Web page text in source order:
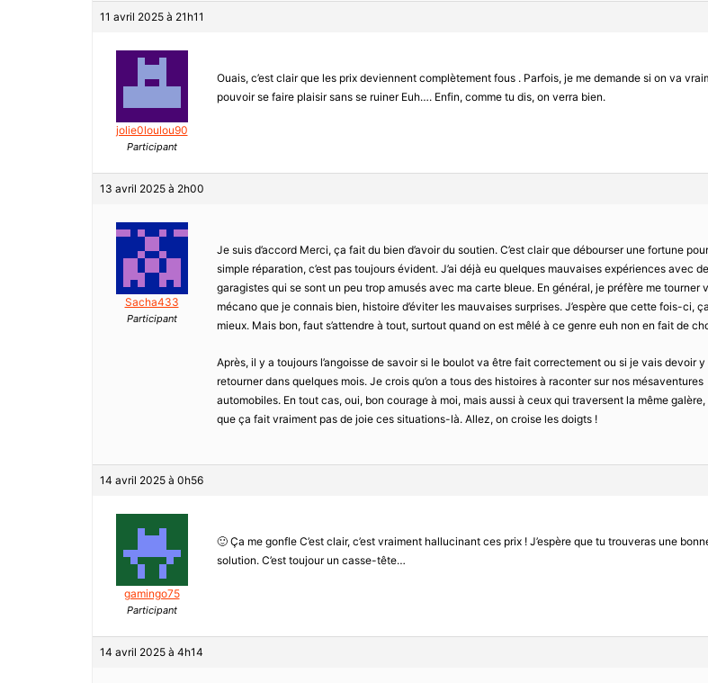
11 avril 2025 à 21h11
jolie0loulou90
Participant
Ouais, c’est clair que les prix deviennent complètement fous . Parfois, je me demande si on va
pouvoir se faire plaisir sans se ruiner Euh…. Enfin, comme tu dis, on verra bien.
13 avril 2025 à 2h00
Sacha433
Participant
Je suis d’accord Merci, ça fait du bien d’avoir du soutien. C’est clair que débourser une fortune
simple réparation, c’est pas toujours évident. J’ai déjà eu quelques mauvaises expériences avec
garagistes qui se sont un peu trop amusés avec ma carte bleue. En général, je préfère me tourner
mécano que je connais bien, histoire d’éviter les mauvaises surprises. J’espère que cette fois-ci,
mieux. Mais bon, faut s’attendre à tout, surtout quand on est mêlé à ce genre euh non en fait de
Après, il y a toujours l’angoisse de savoir si le boulot va être fait correctement ou si je vais devoir y
retourner dans quelques mois. Je crois qu’on a tous des histoires à raconter sur nos mésaventures
automobiles. En tout cas, oui, bon courage à moi, mais aussi à ceux qui traversent la même
que ça fait vraiment pas de joie ces situations-là. Allez, on croise les doigts !
14 avril 2025 à 0h56
gamingo75
Participant
🙂 Ça me gonfle C’est clair, c’est vraiment hallucinant ces prix ! J’espère que tu trouveras une
solution. C’est toujour un casse-tête…
14 avril 2025 à 4h14